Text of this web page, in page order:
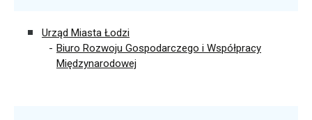
Urząd Miasta Łodzi
Biuro Rozwoju Gospodarczego i Współpracy
Międzynarodowej